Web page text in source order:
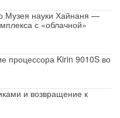
Музея науки Хайнаня —
с «облачной»
процессора Kirin 9010S во
и возвращение к